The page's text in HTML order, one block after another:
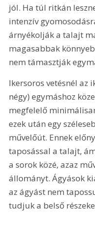
jól. Ha túl ritkán
intenzív
árnyékolják a talajt
magasabbak
nem támasztják
Ikersoros vetésnél az
négy) egymáshoz
megfelelő
ezek után egy
művelőút. Ennek
taposással a talajt,
a sorok közé, azaz
állományt. Ágyások
az ágyást nem
tudjuk a belső